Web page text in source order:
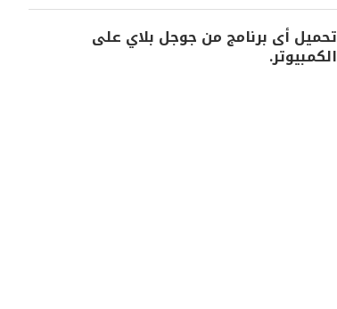
تحميل أى برنامج من جوجل بلاي على
الكمبيوتر.